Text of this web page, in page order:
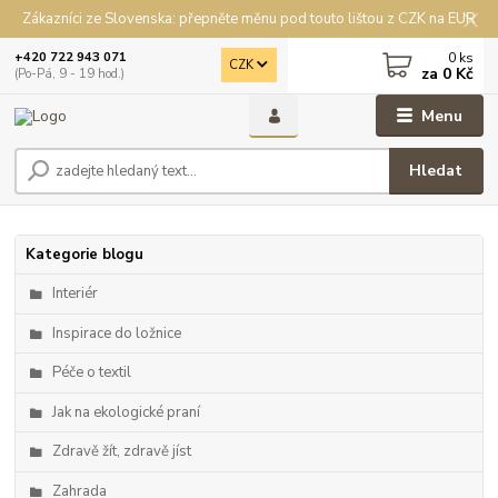
Zákazníci ze Slovenska: přepněte měnu pod touto lištou z CZK na EUR
Menu
CZK
Hledat
+420 722 943 071
(Po-Pá, 9 - 19 hod.)
0 ks
za 0 Kč
Kategorie blogu
Interiér
Inspirace do ložnice
Péče o textil
Jak na ekologické praní
Zdravě žít, zdravě jíst
Zahrada